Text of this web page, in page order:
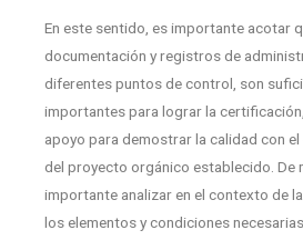
En este sentido, es importante acotar
documentación y registros de
diferentes puntos de control, son
importantes para lograr la
apoyo para demostrar la calidad con
del proyecto orgánico establecido. De
importante analizar en el contexto de
los elementos y condiciones